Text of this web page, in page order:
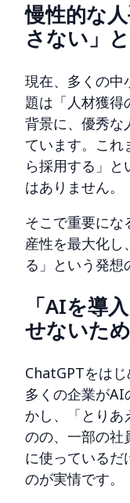
慢性的な
さない」
現在、多くの中
題は「人材獲得
背景に、優秀な
ています。これ
ら採用する」
はありません。
そこで重要にな
産性を最大化し
る」という発想
「AIを導
せないた
ChatGPTをはじ
多くの企業がAI
かし、「とりあ
のの、一部の社
に使っているだ
のが実情です。